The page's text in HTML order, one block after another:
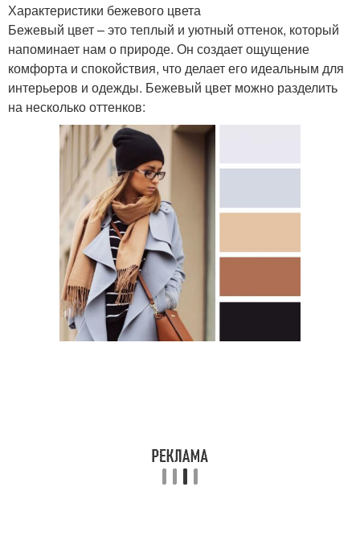
Характеристики бежевого цвета
Бежевый цвет – это теплый и уютный оттенок, который
напоминает нам о природе. Он создает ощущение
комфорта и спокойствия, что делает его идеальным для
интерьеров и одежды. Бежевый цвет можно разделить
на несколько оттенков: